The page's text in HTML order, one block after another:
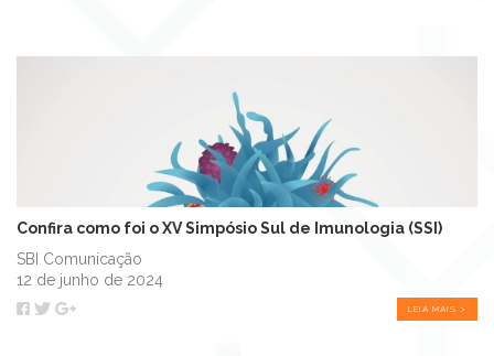
Confira como foi o XV Simpósio Sul de Imunologia (SSI)
SBI Comunicação
12 de junho de 2024
LEIA MAIS >